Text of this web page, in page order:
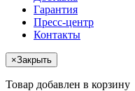
Гарантия
Пресс-центр
Контакты
×Закрыть
Товар добавлен в корзину